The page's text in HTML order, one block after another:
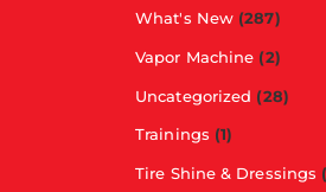
What's New (287)
Vapor Machine (2)
Uncategorized (28)
Trainings (1)
Tire Shine & Dressings